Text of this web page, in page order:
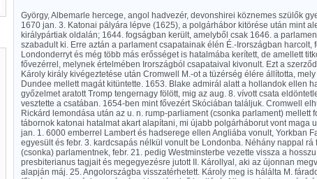
György, Albemarle hercege, angol hadvezér, devonshirei köznemes szülők
1670 jan. 3. Katonai pályára lépve (1625), a polgárhábor kitörése után mint
királypártiak oldalán; 1644. fogságban került, amelyből csak 1646. a
szabadult ki. Erre aztán a parlament csapatainak élén É.-Irországban harcolt,
Londonderryt és még több más erősséget is hatalmába kerített, de amellett
fővezérrel, melynek értelmében Irországból csapataival kivonult. Ezt a
Károly király kivégeztetése után Cromwell M.-ot a tüzérség élére állította,
Dundee mellett magát kitüntette. 1653. Blake admirál alatt a hollandok ellen
győzelmet aratott Tromp tengernagy fölött, mig az aug. 8. vívott csata
vesztette a csatában. 1654-ben mint fővezért Skóciában találjuk. Cromwell
Rickárd lemondása után az u. n. rump-parliament (csonka parlament) mellett
tábornok katonai hatalmat akart alapítani, mi újabb polgárháborut vont maga
jan. 1. 6000 emberrel Lambert és hadserege ellen Angliába vonult, Yorkban
egyesült és febr. 3. kardcsapás nélkül vonult be Londonba. Néhány nappal
(csonka) parlamentnek, febr. 21. pedig Westminsterbe vezette vissza a
presbiterianus tagjait és megegyezésre jutott II. Károllyal, aki az újonnan
alapján máj. 25. Angolországba visszatérhetett. Károly meg is hálálta M.